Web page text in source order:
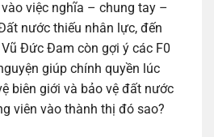
việc nghĩa – chung tay –
nước thiếu nhân lực, đến
Đức Đam còn gợi ý các F0
giúp chính quyền lúc
biên giới và bảo vệ đất nước
viên vào thành thị đó sao?